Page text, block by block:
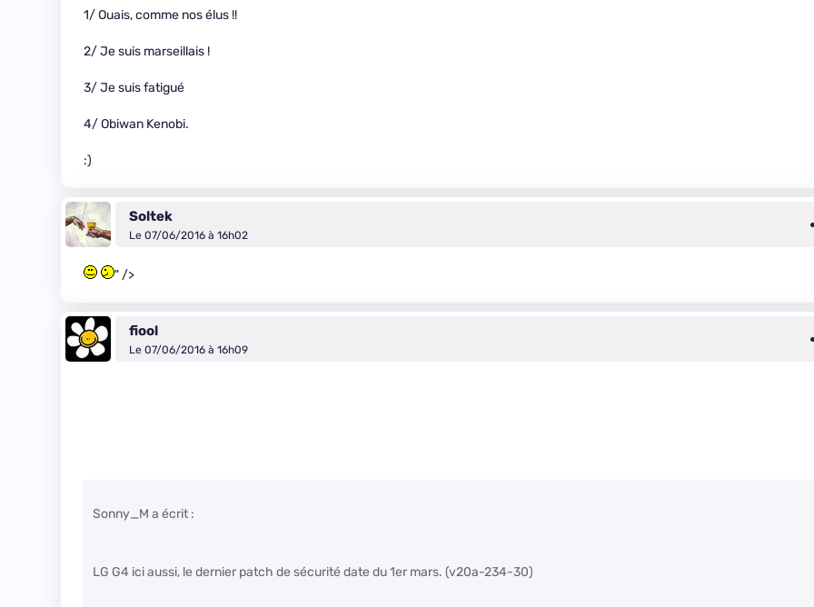
1/ Ouais, comme nos élus !!
2/ Je suis marseillais !
3/ Je suis fatigué
4/ Obiwan Kenobi.
:)
Soltek
Le 07/06/2016 à 16h02
" />
fiool
Le 07/06/2016 à 16h09
Sonny_M a écrit :
LG G4 ici aussi, le dernier patch de sécurité date du 1er mars. (v20a-234-30)